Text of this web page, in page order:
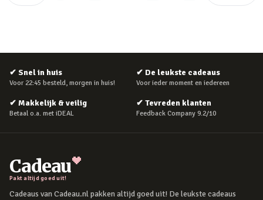
✔ Snel in huis
Voor 22:45 besteld, morgen in huis!
✔ De leukste cadeaus
Voor ieder moment en iedereen
✔ Makkelijk & veilig
Betaal o.a. met iDEAL
✔ Tevreden klanten
Feedback Company 9.2/10
Cadeau
Pakt altijd goed uit!
Cadeaus van Cadeau.nl pakken altijd goed uit! De leukste cadeaus